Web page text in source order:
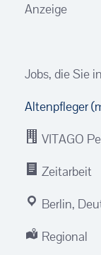
Anzeige
Jobs, die Sie
Altenpfleger
VITAGO
Zeitarbeit
Berlin,
Regional